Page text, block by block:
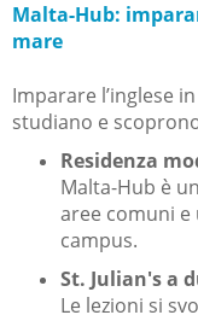
Malta-Hub:
mare
Imparare l’inglese
studiano e
Residenza
Malta-Hub è
aree comuni e
campus.
St. Julian's a
Le lezioni si